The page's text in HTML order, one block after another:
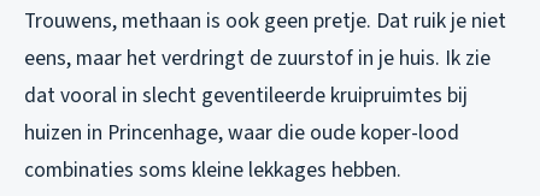
Trouwens, methaan is ook geen pretje. Dat ruik je niet
eens, maar het verdringt de zuurstof in je huis. Ik zie
dat vooral in slecht geventileerde kruipruimtes bij
huizen in Princenhage, waar die oude koper-lood
combinaties soms kleine lekkages hebben.